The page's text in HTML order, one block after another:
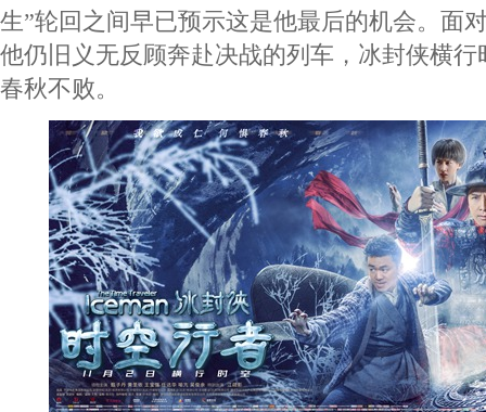
生”轮回之间早已预示这是他最后的机会。面
他仍旧义无反顾奔赴决战的列车，冰封侠横
春秋不败。